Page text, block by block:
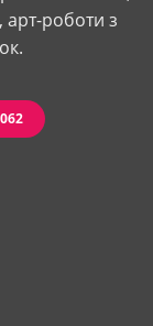
арт-роботи з